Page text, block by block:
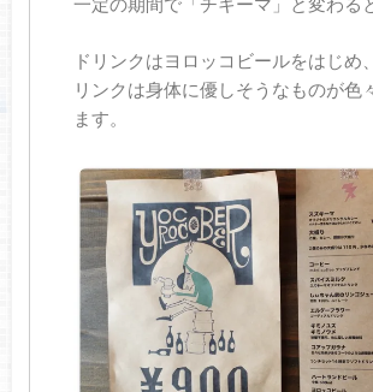
一定の期間で「チキーマ」と変わる
ドリンクはヨロッコビールをはじめ
リンクは身体に優しそうなものが色
ます。